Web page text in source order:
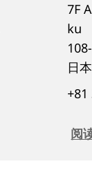
7F
ku
日本
+81
阅